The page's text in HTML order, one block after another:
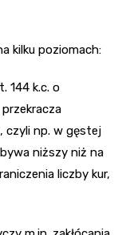
kilku poziomach:
144 k.c. o
czyli np. w gęstej
niższy niż na
liczby kur,